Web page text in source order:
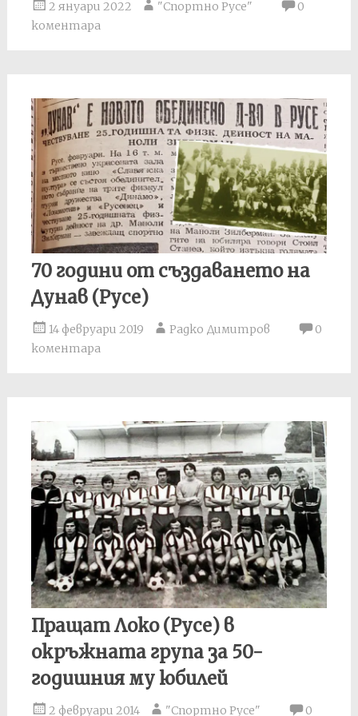
2 януари 2022 "Спортно Русе"
0
коментара
70 години от създаването на
Дунав (Русе)
14 февруари 2019 Радко Димитров
0
коментара
Пращат Локо (Русе) в
окръжната група за 50-
годишния му юбилей
2 февруари 2014 "Спортно Русе"
0